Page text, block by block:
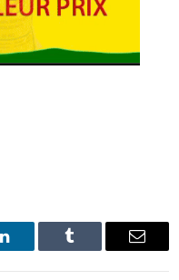
LinkedIn Tumblr Email